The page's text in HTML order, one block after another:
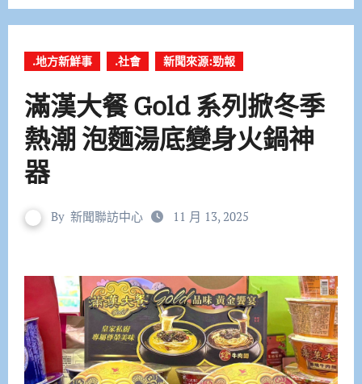
.地方新鮮事 .社會 新聞來源:勁報
滿漢大餐 Gold 系列掀冬季
熱潮 泡麵湯底變身火鍋神
器
By 新聞聯訪中心 11 月 13, 2025